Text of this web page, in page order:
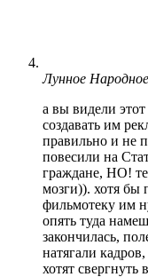
Лунное
а вы видели
создавать им
правильно и не
повесили на
граждане, НО!
мозги)). хотя бы
фильмотеку им
опять туда
закончилась,
натягали
хотят